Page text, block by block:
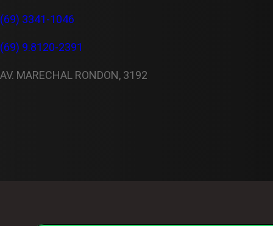
(69) 3341-1046
(69) 9.8120-2391
AV. MARECHAL RONDON, 3192